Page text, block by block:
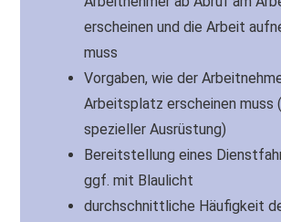
erscheinen und die Arbeit
muss
Vorgaben, wie der
Arbeitsplatz erscheinen muss
spezieller Ausrüstung)
Bereitstellung eines
ggf. mit Blaulicht
durchschnittliche Häu­fig­keit